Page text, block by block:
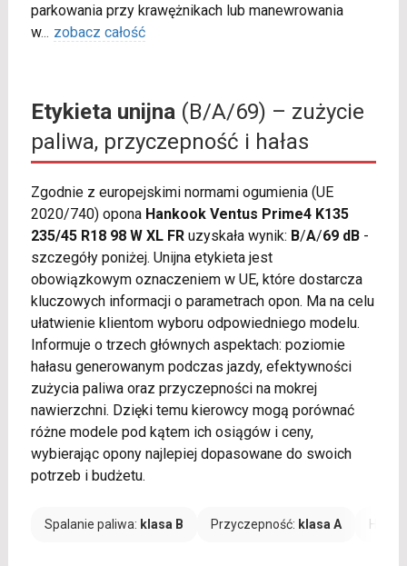
parkowania przy krawężnikach lub manewrowania
w... zobacz całość
Etykieta unijna(B/A/69) – zużycie
paliwa, przyczepność i hałas
Zgodnie z europejskimi normami ogumienia (UE
2020/740) opona Hankook Ventus Prime4 K135
235/45 R18 98 W XL FRuzyskała wynik: B/A/69 dB-
szczegóły poniżej. Unijna etykieta jest
obowiązkowym oznaczeniem w UE, które dostarcza
kluczowych informacji o parametrach opon. Ma na celu
ułatwienie klientom wyboru odpowiedniego modelu.
Informuje o trzech głównych aspektach: poziomie
hałasu generowanym podczas jazdy, efektywności
zużycia paliwa oraz przyczepności na mokrej
nawierzchni. Dzięki temu kierowcy mogą porównać
różne modele pod kątem ich osiągów i ceny,
wybierając opony najlepiej dopasowane do swoich
potrzeb i budżetu.
Spalanie paliwa: klasa B Przyczepność: klasa A Hałas: